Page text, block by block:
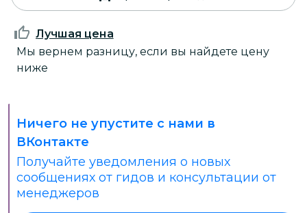
Лучшая цена
Мы вернем разницу, если вы найдете цену
ниже
Ничего не упустите с нами в
ВКонтакте
Получайте уведомления о новых
сообщениях от гидов и консультации от
менеджеров